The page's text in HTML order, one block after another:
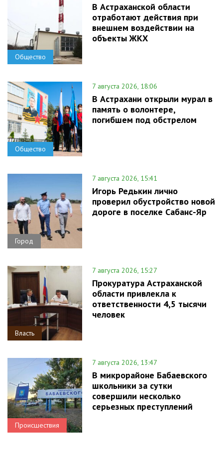
Общество
В Астраханской области
отработают действия при
внешнем воздействии на
объекты ЖКХ
Общество
7 августа 2026, 18:06
В Астрахани открыли мурал в
память о волонтере,
погибшем под обстрелом
Город
7 августа 2026, 15:41
Игорь Редькин лично
проверил обустройство новой
дороге в поселке Сабанс-Яр
Власть
7 августа 2026, 15:27
Прокуратура Астраханской
области привлекла к
ответственности 4,5 тысячи
человек
Происшествия
7 августа 2026, 13:47
В микрорайоне Бабаевского
школьники за сутки
совершили несколько
серьезных преступлений